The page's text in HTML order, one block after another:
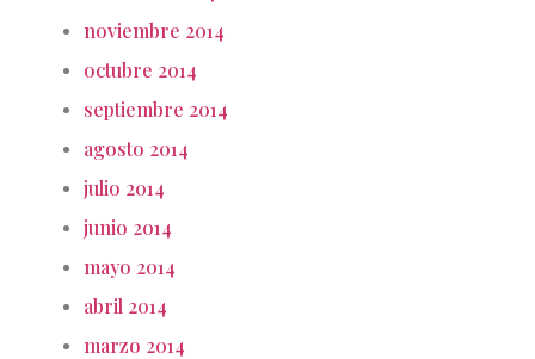
noviembre 2014
octubre 2014
septiembre 2014
agosto 2014
julio 2014
junio 2014
mayo 2014
abril 2014
marzo 2014